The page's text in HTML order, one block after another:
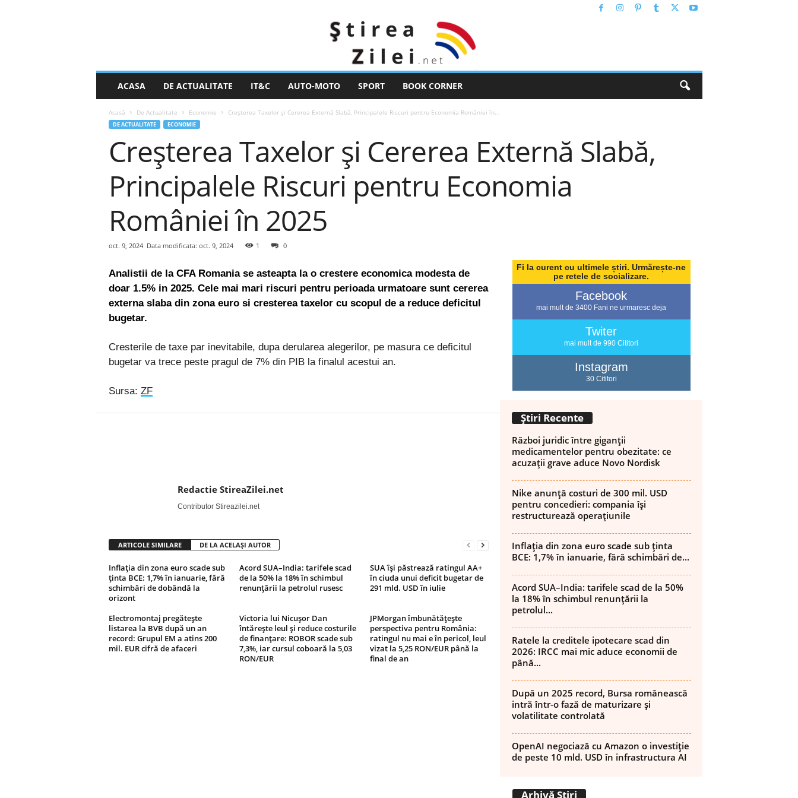
i
ACASA DE ACTUALITATE IT&C AUTO-MOTO SPORT BOOK CORNER
Acasă De Actualitate Economie Creșterea Taxelor și Cererea Externă Slabă, Principalele Riscuri pentru Economia României în...
DE ACTUALITATE ECONOMIE
Creșterea Taxelor și Cererea Externă Slabă,
Principalele Riscuri pentru Economia
României în 2025
oct. 9, 2024 Data modificata: oct. 9, 2024 1 0
Analistii de la CFA Romania se asteapta la o crestere economica modesta de
doar 1.5% in 2025. Cele mai mari riscuri pentru perioada urmatoare sunt cererea
externa slaba din zona euro si cresterea taxelor cu scopul de a reduce deficitul
bugetar.
Cresterile de taxe par inevitabile, dupa derularea alegerilor, pe masura ce deficitul
bugetar va trece peste pragul de 7% din PIB la finalul acestui an.
Sursa: ZF
ReddIt Email
Redactie StireaZilei.net
Contributor Stireazilei.net
ARTICOLE SIMILARE DE LA ACELAȘI AUTOR
Inflația din zona euro scade sub
ținta BCE: 1,7% în ianuarie, fără
schimbări de dobândă la
orizont
Acord SUA–India: tarifele scad
de la 50% la 18% în schimbul
renunțării la petrolul rusesc
SUA își păstrează ratingul AA+
în ciuda unui deficit bugetar de
291 mld. USD în iulie
Electromontaj pregătește
listarea la BVB după un an
record: Grupul EM a atins 200
mil. EUR cifră de afaceri
Victoria lui Nicușor Dan
întărește leul și reduce costurile
de finanțare: ROBOR scade sub
7,3%, iar cursul coboară la 5,03
RON/EUR
JPMorgan îmbunătățește
perspectiva pentru România:
ratingul nu mai e în pericol, leul
vizat la 5,25 RON/EUR până la
final de an
Fi la curent cu ultimele știri. Urmărește-ne
pe retele de socializare.
Facebook
mai mult de 3400 Fani ne urmaresc deja
Twiter
mai mult de 990 Cititori
Instagram
30 Cititori
Știri Recente
Război juridic între giganții
medicamentelor pentru obezitate: ce
acuzații grave aduce Novo Nordisk
Nike anunță costuri de 300 mil. USD
pentru concedieri: compania își
restructurează operațiunile
Inflația din zona euro scade sub ținta
BCE: 1,7% în ianuarie, fără schimbări de...
Acord SUA–India: tarifele scad de la 50%
la 18% în schimbul renunțării la
petrolul...
Ratele la creditele ipotecare scad din
2026: IRCC mai mic aduce economii de
până...
După un 2025 record, Bursa românească
intră într-o fază de maturizare și
volatilitate controlată
OpenAI negociază cu Amazon o investiție
de peste 10 mld. USD în infrastructura AI
Arhivă Știri